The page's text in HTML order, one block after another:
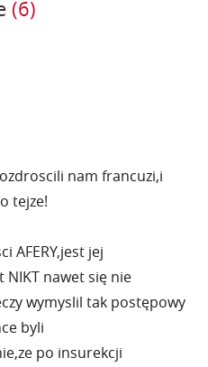
(6)
nam francuzi,i
tejze!
AFERY,jest jej
nawet się nie
wymyslil tak postępowy
byli
po insurekcji